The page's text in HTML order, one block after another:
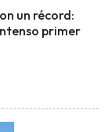
un récord:
primer